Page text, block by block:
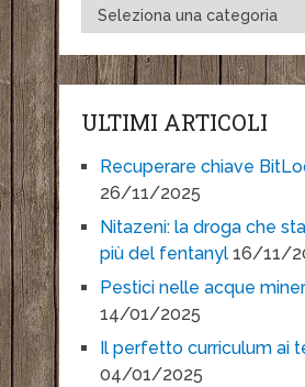
ULTIMI ARTICOLI
Recuperare chiave
26/11/2025
Nitazeni: la droga che
più del fentanyl 16/11/
Pestici nelle acque
14/01/2025
Il perfetto curriculum ai
04/01/2025